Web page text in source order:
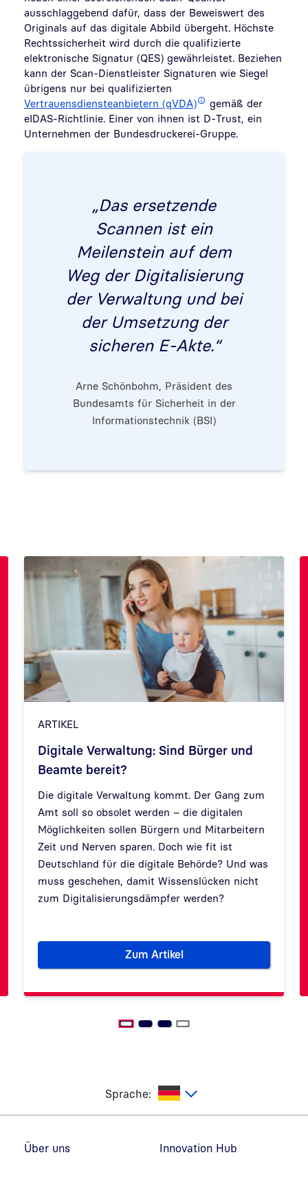
ausschlaggebend dafür, dass der Beweiswert des
Originals auf das digitale Abbild übergeht. Höchste
Rechtssicherheit wird durch die qualifizierte
elektronische Signatur (QES) gewährleistet. Beziehen
kann der Scan-Dienstleister Signaturen wie Siegel
übrigens nur bei qualifizierten
Vertrauensdiensteanbietern (qVDA)
gemäß der
eIDAS-Richtlinie. Einer von ihnen ist D-Trust, ein
Unternehmen der Bundesdruckerei-Gruppe.
„Das ersetzende
Scannen ist ein
Meilenstein auf dem
Weg der Digitalisierung
der Verwaltung und bei
der Umsetzung der
sicheren E-Akte.“
Arne Schönbohm, Präsident des
Bundesamts für Sicherheit in der
Informationstechnik (BSI)
Zurück
identifizieren in Europa
ARTIKEL
Digitale Verwaltung: Sind Bürger und
Beamte bereit?
Die digitale Verwaltung kommt. Der Gang zum
Amt soll so obsolet werden – die digitalen
Möglichkeiten sollen Bürgern und Mitarbeitern
Zeit und Nerven sparen. Doch wie fit ist
Deutschland für die digitale Behörde? Und was
muss geschehen, damit Wissenslücken nicht
zum Digitalisierungsdämpfer werden?
Zum ArtikelDigitale Verwaltung: Sind
Sprache:
Über uns Innovation Hub